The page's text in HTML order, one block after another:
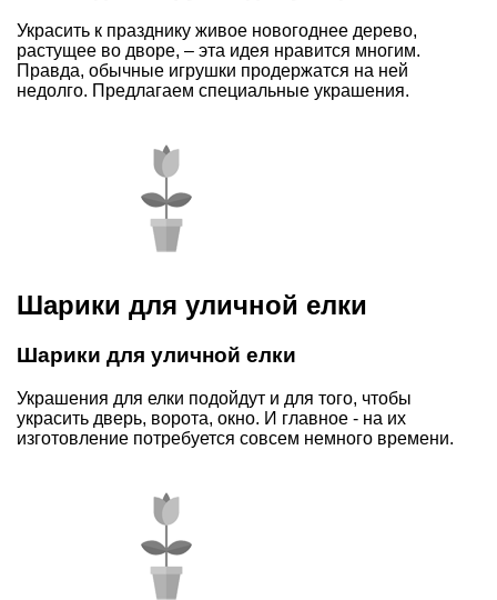
Украсить к празднику живое новогоднее дерево,
растущее во дворе, – эта идея нравится многим.
Правда, обычные игрушки продержатся на ней
недолго. Предлагаем специальные украшения.
Шарики для уличной елки
Шарики для уличной елки
Украшения для елки подойдут и для того, чтобы
украсить дверь, ворота, окно. И главное - на их
изготовление потребуется совсем немного времени.